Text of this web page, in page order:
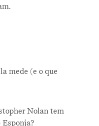
mede (e o que
Nolan tem
Esponja?